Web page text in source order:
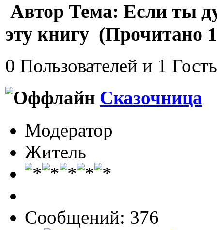
Автор Тема: Если ты
эту книгу (Прочитано
0 Пользователей и 1
Сказочница
Модератор
Житель
Сообщений: 376